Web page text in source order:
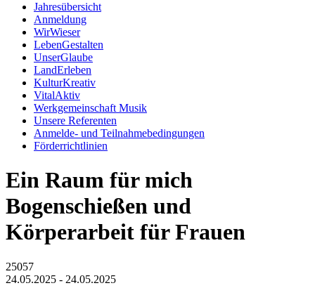
Jahresübersicht
Anmeldung
WirWieser
LebenGestalten
UnserGlaube
LandErleben
KulturKreativ
VitalAktiv
Werkgemeinschaft Musik
Unsere Referenten
Anmelde- und Teilnahmebedingungen
Förderrichtlinien
Ein Raum für mich
Bogenschießen und
Körperarbeit für Frauen
25057
24.05.2025 - 24.05.2025